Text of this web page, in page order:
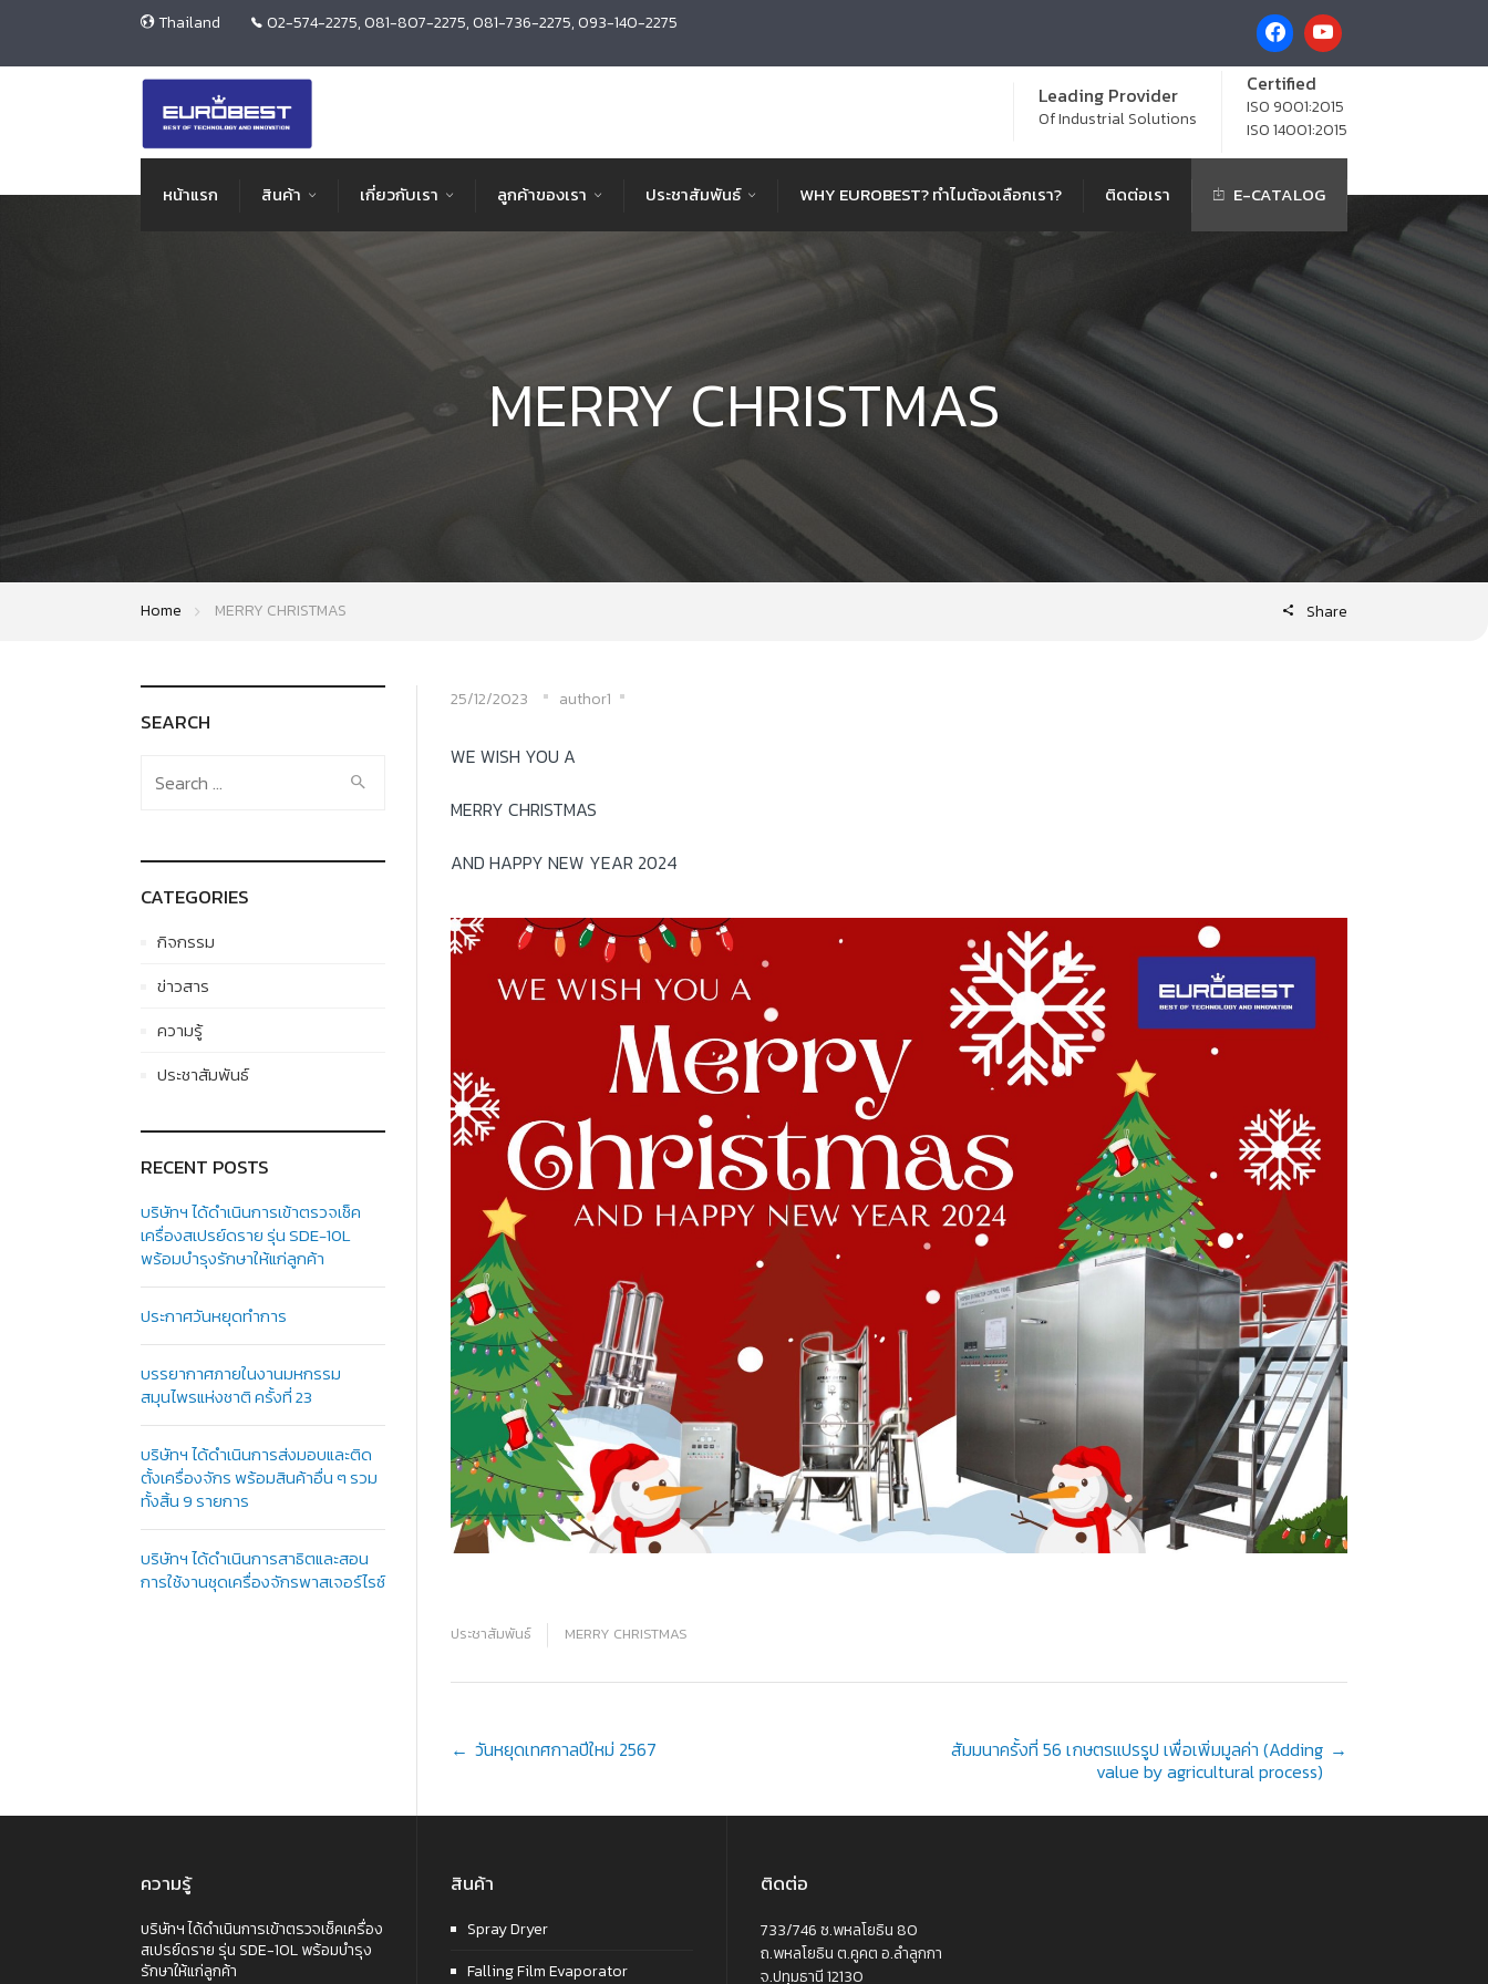
Thailand 02-574-2275, 081-807-2275, 081-736-2275, 093-140-2275
Certified
ISO 9001:2015
ISO 14001:2015
Leading Provider
Of Industrial Solutions
หน้าแรก สินค้า เกี่ยวกับเรา ลูกค้าของเรา ประชาสัมพันธ์ WHY EUROBEST? ทำไมต้องเลือกเรา? E-CATALOG
ติดต่อเรา
MERRY CHRISTMAS
Home MERRY CHRISTMAS Share
25/12/2023 author1
WE WISH YOU A
MERRY CHRISTMAS
AND HAPPY NEW YEAR 2024
ประชาสัมพันธ์ MERRY CHRISTMAS
Post
navigation
← วันหยุดเทศกาลปีใหม่ 2567
สัมมนาครั้งที่ 56 เกษตรแปรรูป เพื่อเพิ่มมูลค่า (Adding
value by agricultural process)
→
SEARCH
for:
CATEGORIES
กิจกรรม
ข่าวสาร
ความรู้
ประชาสัมพันธ์
RECENT POSTS
บริษัทฯ ได้ดำเนินการเข้าตรวจเช็ค
เครื่องสเปรย์ดราย รุ่น SDE-10L
พร้อมบำรุงรักษาให้แก่ลูกค้า
ประกาศวันหยุดทำการ
บรรยากาศภายในงานมหกรรม
สมุนไพรแห่งชาติ ครั้งที่ 23
บริษัทฯ ได้ดำเนินการส่งมอบและติด
ตั้งเครื่องจักร พร้อมสินค้าอื่น ๆ รวม
ทั้งสิ้น 9 รายการ
บริษัทฯ ได้ดำเนินการสาธิตและสอน
การใช้งานชุดเครื่องจักรพาสเจอร์ไรซ์
ความรู้
บริษัทฯ ได้ดำเนินการเข้าตรวจเช็คเครื่อง
สเปรย์ดราย รุ่น SDE-10L พร้อมบำรุง
รักษาให้แก่ลูกค้า
สินค้า
Spray Dryer
Falling Film Evaporator
ติดต่อ
733/746 ซ.พหลโยธิน 80
ถ.พหลโยธิน ต.คูคต อ.ลำลูกกา
จ.ปทุมธานี 12130